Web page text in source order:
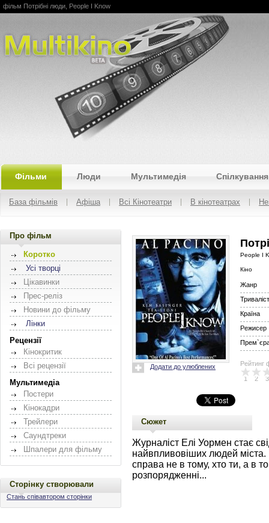
Multikino
фільм Потрібні люди, People I Know
Фільми Люди Мультимедія Спілкування
База фільмів Афіша Всі Кінотеатри В кінотеатрах
Про фільм
Коротко
Усі творці
Цікавинки
Прес-реліз
Новини до фільму
Лінки
Рецензії
Кінокритик
Всі рецензії
Мультимедіа
Постери
Кінокадри
Трейлери
Саундтреки
Шпалери для фільму
Сторінку створювали
Стань співавтором сторінки
Додати до улюблених
People I
Кіно
Жанр
Країна
Режисер
Прем`єра
Рейтинг
1 2 3
Сюжет
Журналіст Елі Уормен стає
найвпливовіших людей міста.
справа не в тому, хто ти, а в
розпорядженні...